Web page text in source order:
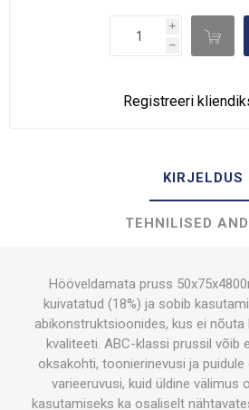
i
h
d
Registreeri
KIRJELDUS
TEHNILISED
Hööveldamata pruss
kuivatatud (18%) ja sobib
abikonstruktsioonides, kus ei
kvaliteeti. ABC-klassi prussil võib
oksakohti, toonierinevusi ja
varieeruvusi, kuid üldine välimus
kasutamiseks ka osaliselt